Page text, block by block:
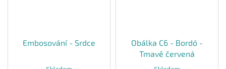
Embosování - Srdce
Obálka C6 - Bordó -
Tmavě červená